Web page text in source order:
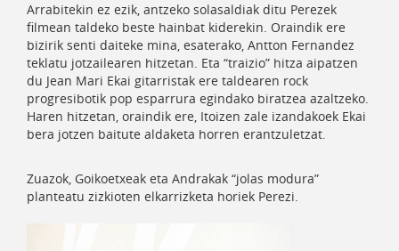
Arrabitekin ez ezik, antzeko solasaldiak ditu Perezek
filmean taldeko beste hainbat kiderekin. Oraindik ere
bizirik senti daiteke mina, esaterako, Antton Fernandez
teklatu jotzailearen hitzetan. Eta “traizio” hitza aipatzen
du Jean Mari Ekai gitarristak ere taldearen rock
progresibotik pop esparrura egindako biratzea azaltzeko.
Haren hitzetan, oraindik ere, Itoizen zale izandakoek Ekai
bera jotzen baitute aldaketa horren erantzuletzat.
Zuazok, Goikoetxeak eta Andrakak “jolas modura”
planteatu zizkioten elkarrizketa horiek Perezi.